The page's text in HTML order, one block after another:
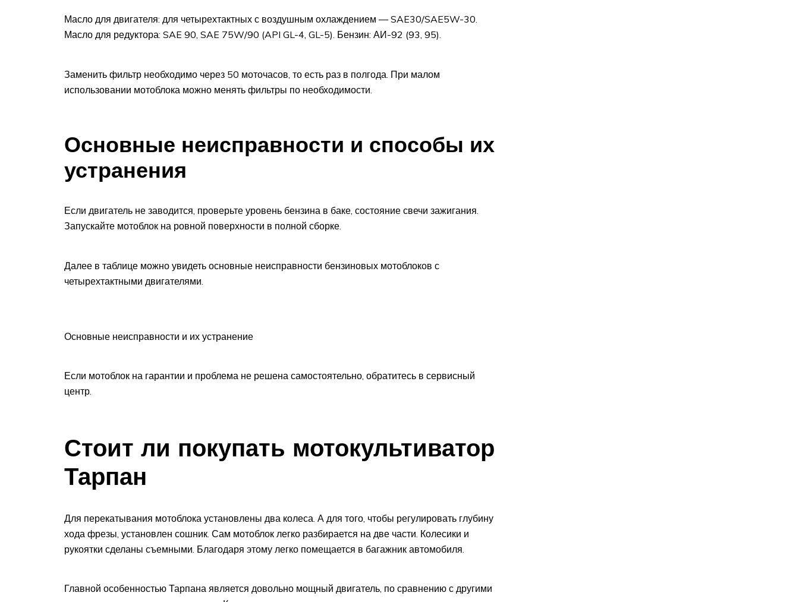
Масло для двигателя: для четырехтактных с воздушным охлаждением — SAE30/SAE5W-30.
Масло для редуктора: SAE 90, SAE 75W/90 (API GL-4, GL-5). Бензин: АИ-92 (93, 95).
Заменить фильтр необходимо через 50 моточасов, то есть раз в полгода. При малом
использовании мотоблока можно менять фильтры по необходимости.
Основные неисправности и способы их
устранения
Если двигатель не заводится, проверьте уровень бензина в баке, состояние свечи зажигания.
Запускайте мотоблок на ровной поверхности в полной сборке.
Далее в таблице можно увидеть основные неисправности бензиновых мотоблоков с
четырехтактными двигателями.
Основные неисправности и их устранение
Если мотоблок на гарантии и проблема не решена самостоятельно, обратитесь в сервисный
центр.
Стоит ли покупать мотокультиватор
Тарпан
Для перекатывания мотоблока установлены два колеса. А для того, чтобы регулировать глубину
хода фрезы, установлен сошник. Сам мотоблок легко разбирается на две части. Колесики и
рукоятки сделаны съемными. Благодаря этому легко помещается в багажник автомобиля.
Главной особенностью Тарпана является довольно мощный двигатель, по сравнению с другими